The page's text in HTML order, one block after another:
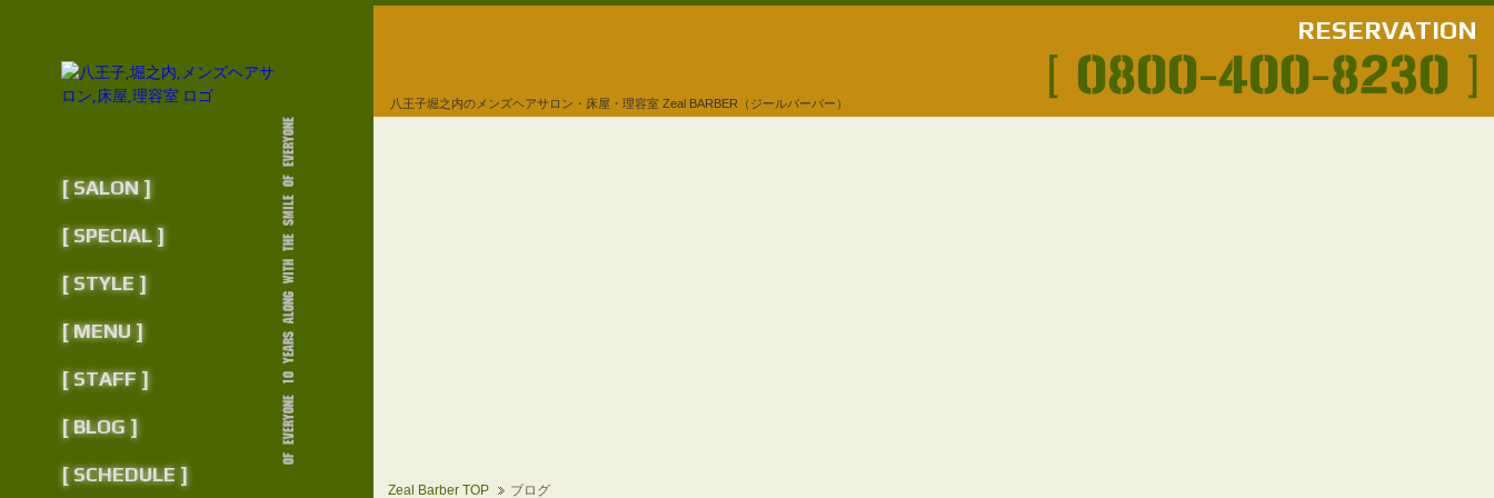
八王子堀之内のメンズヘアサロン・床屋・理容室 Zeal BARBER（ジールバーバー）
RESERVATION
[ SALON ]
[ SPECIAL ]
[ STYLE ]
[ MENU ]
[ STAFF ]
[ BLOG ]
[ SCHEDULE ]
Zeal Barber TOP ブログ